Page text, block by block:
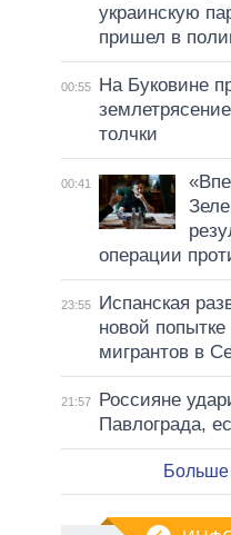
украинскую
пришел в
00:55
На Буковине
толчки
00:41
операции
23:55
Испанская
новой
мигрантов в
21:57
Россияне
Павлограда,
Больше